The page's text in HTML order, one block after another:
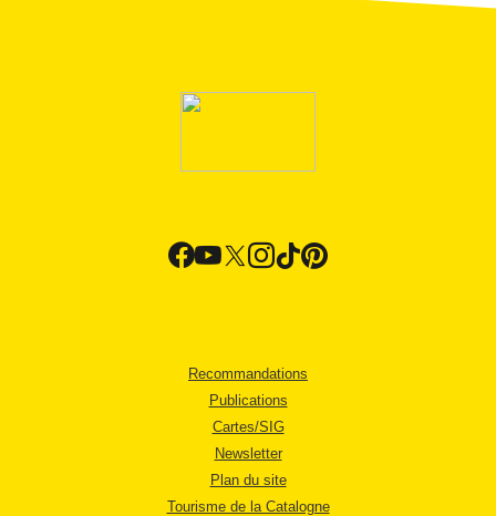
Recommandations
Publications
Cartes/SIG
Newsletter
Plan du site
Tourisme de la Catalogne